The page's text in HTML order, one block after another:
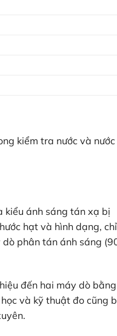
kiểm tra nước và nước
kiểu ánh sáng tán xạ bị
hạt và hình dạng, chỉ
phân tán ánh sáng
đến hai máy dò bằng
và kỹ thuật đo cũng